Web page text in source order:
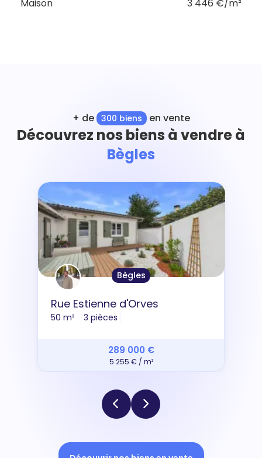
Maison
3 446 €/m²
+ de 300 biens en vente
Découvrez nos biens à vendre à
Bègles
Bègles
Rue Estienne d'Orves
50 m² 3 pièces
289 000 €
5 255 € / m²